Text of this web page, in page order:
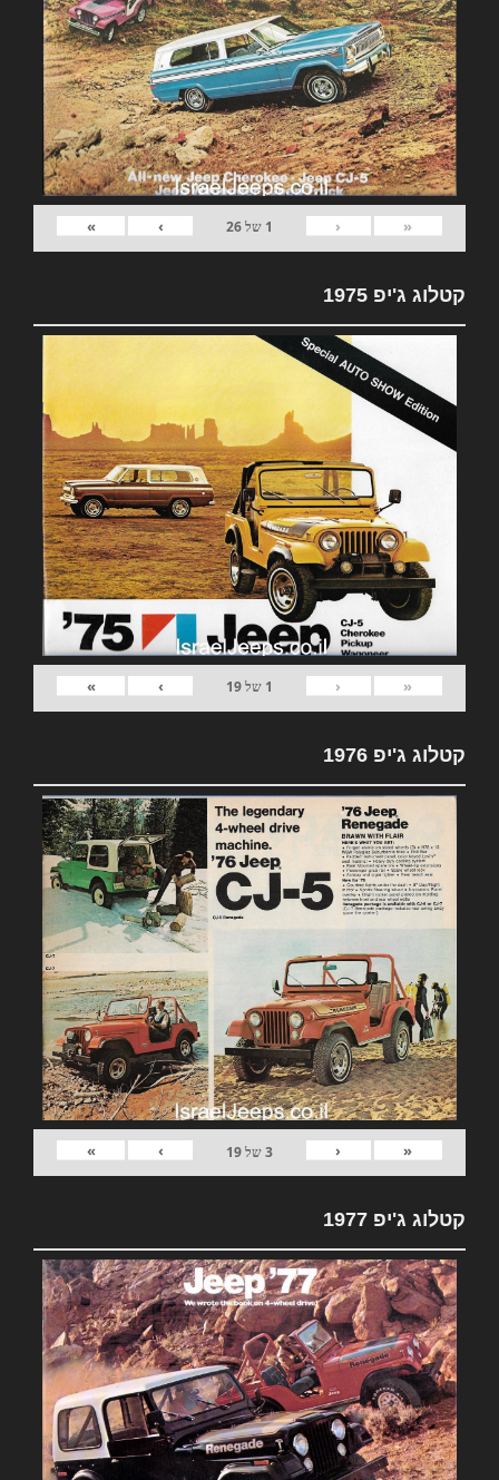
«
‹
1 של26
›
»
קטלוג ג'יפ 1975
«
‹
1 של19
›
»
קטלוג ג'יפ 1976
«
‹
3של19
›
»
קטלוג ג'יפ 1977